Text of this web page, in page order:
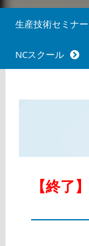
生産技術セミナー
NCスクール
【終了】